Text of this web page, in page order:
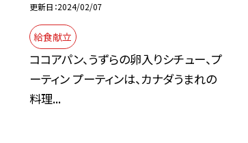
更新日 2024/02/07
給食献立
ココアパン、うずらの卵入りシチュー、プ
ーティン プーティンは、カナダうまれの
料理...